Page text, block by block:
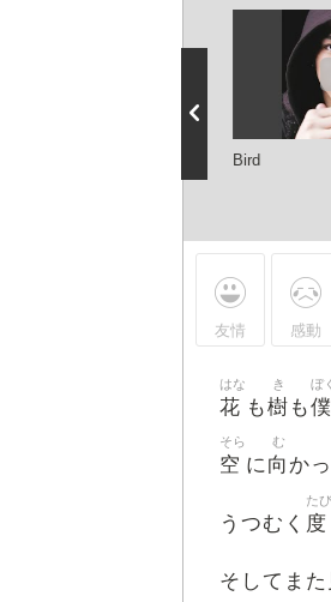
Bird
友情 感動
花
はな
も樹
き
も僕
ぼく
空
そら
に向
む
か
うつむく 度
たび
そしてまた